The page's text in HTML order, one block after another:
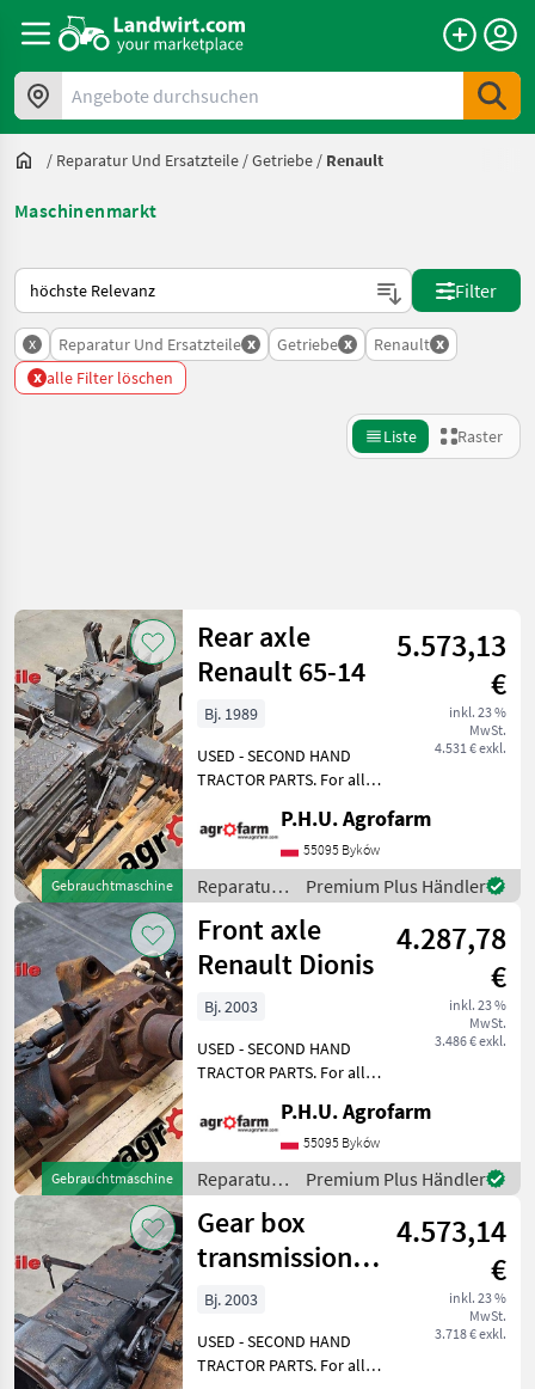
Angebote durchsuchen
/ Reparatur Und Ersatzteile /Getriebe / Renault
Maschinenmarkt
So wird auf Landwirt.com sortiert
Filter
x Reparatur Und Ersatzteile x Getriebe x Renault x
x alle Filter löschen
Liste Raster
Kategorie 4 Land Filter
AKTUELLER
PFAD
Landtechnik
Reparatur
Und
Ersatzteile
Getriebe
Renault
KATEGORIE
WÄHLEN
Renault
New Holland
Massey Ferguson
John Deere
Deutz-Fahr
Fendt
Alle 18
anzeigen
Zurücksetzen
28
Ergebnisse
anzeigen
Gebrauchtmaschine
Rear axle
Renault 65-14
5.573,13
€
inkl. 23 %
MwSt.
4.531 € exkl.
Bj. 1989
USED - SECOND HAND
TRACTOR PARTS. For all
message by e-mail either
whatsapp. TRAKTOR -
SCHLEPPER ERSATZTEILE.
Bei weiteren fragen
kontaktieren
P.H.U. Agrofarm
55095 Byków
Reparatur
und
Ersatzteile
/ Renault
Premium Plus Händler
Gebrauchtmaschine
Front axle
Renault Dionis
4.287,78
€
inkl. 23 %
MwSt.
3.486 € exkl.
Bj. 2003
USED - SECOND HAND
TRACTOR PARTS. For all
message by e-mail either
whatsapp. TRAKTOR -
SCHLEPPER ERSATZTEILE.
Bei weiteren fragen
kontaktieren
P.H.U. Agrofarm
55095 Byków
Reparatur
und
Ersatzteile
/ Renault
Premium Plus Händler
Gear box
transmission
Renault Ceres
4.573,14
€
inkl. 23 %
MwSt.
3.718 € exkl.
Bj. 2003
USED - SECOND HAND
TRACTOR PARTS. For all